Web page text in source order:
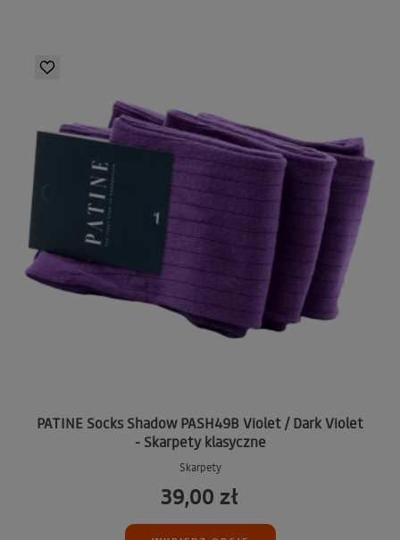
PATINE Socks Shadow PASH49B Violet / Dark Violet
- Skarpety klasyczne
Skarpety
39,00 zł